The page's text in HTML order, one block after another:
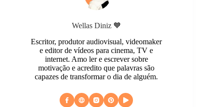
Wellas Diniz 🧡
Escritor, produtor audiovisual, videomaker
e editor de vídeos para cinema, TV e
internet. Amo ler e escrever sobre
motivação e acredito que palavras são
capazes de transformar o dia de alguém.